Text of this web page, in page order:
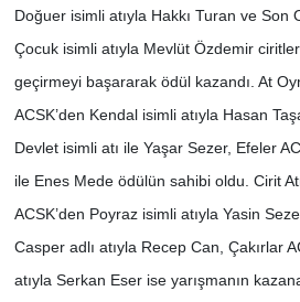
Doğuer isimli atıyla Hakkı Turan ve Son
Çocuk isimli atıyla Mevlüt Özdemir
geçirmeyi başararak ödül kazandı. At
ACSK’den Kendal isimli atıyla Hasan
Devlet isimli atı ile Yaşar Sezer, Efeler
ile Enes Mede ödülün sahibi oldu. Cirit
ACSK’den Poyraz isimli atıyla Yasin
Casper adlı atıyla Recep Can, Çakırlar
atıyla Serkan Eser ise yarışmanın
TEKNOLOJİ
Yerel